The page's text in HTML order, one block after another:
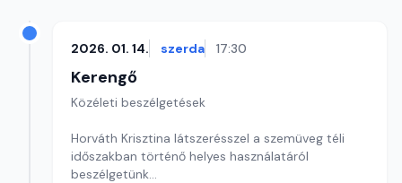
2026. 01. 14. szerda 17:30
Kerengő
Közéleti beszélgetések
Horváth Krisztina látszerésszel a szemüveg téli
időszakban történő helyes használatáról
beszélgetünk